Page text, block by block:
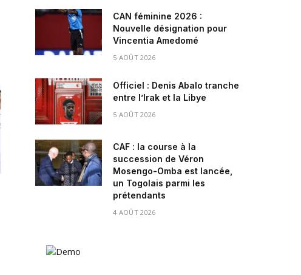
CAN féminine 2026 :
Nouvelle désignation pour
Vincentia Amedomé
5 AOÛT 2026
Officiel : Denis Abalo tranche
entre l’Irak et la Libye
5 AOÛT 2026
CAF : la course à la
succession de Véron
Mosengo-Omba est lancée,
un Togolais parmi les
prétendants
4 AOÛT 2026